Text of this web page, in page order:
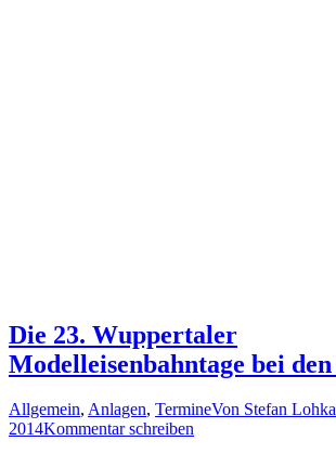
Die 23. Wuppertaler
Modelleisenbahntage bei
Allgemein, Anlagen, TermineVon Stefan
2014Kommentar schreiben